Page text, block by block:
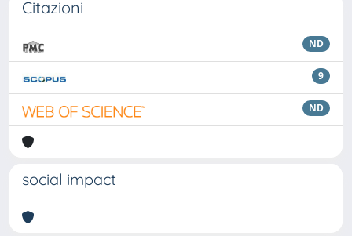
Citazioni
ND
9
ND
social impact